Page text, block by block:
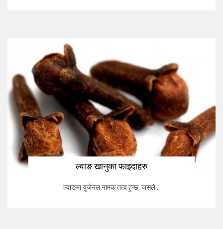
ल्वाङ खानुका फाइदाहरु
ल्वाङमा युजेनल नामक तत्व हुन्छ, जसले...